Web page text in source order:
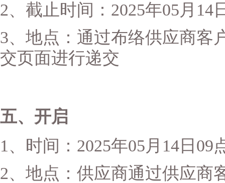
2、截止时间：2025年05月14
3、地点：通过布络供应商客
交页面进行递交
五、开启
1、时间：2025年05月14日09
2、地点：供应商通过供应商